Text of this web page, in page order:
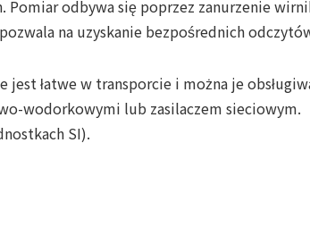
Pomiar odbywa się poprzez zanurzenie
na uzyskanie bezpośrednich
łatwe w transporcie i można je
wodorkowymi lub zasilaczem sieciowym.
SI).